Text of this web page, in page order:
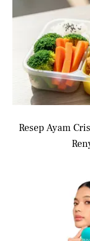
Resep Ayam